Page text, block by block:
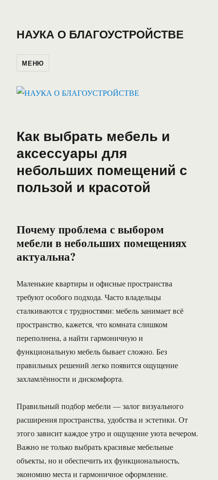
НАУКА О БЛАГОУСТРОЙСТВЕ
МЕНЮ
Как выбрать мебель и
аксессуары для
небольших помещений с
пользой и красотой
Почему проблема с выбором
мебели в небольших помещениях
актуальна?
Маленькие квартиры и офисные пространства
требуют особого подхода. Часто владельцы
сталкиваются с трудностями: мебель занимает всё
пространство, кажется, что комната слишком
переполнена, а найти гармоничную и
функциональную мебель бывает сложно. Без
правильных решений легко появится ощущение
захламлённости и дискомфорта.
Правильный подбор мебели — залог визуального
расширения пространства, удобства и эстетики. От
этого зависит каждое утро и ощущение уюта вечером.
Важно не только выбрать красивые мебельные
объекты, но и обеспечить их функциональность,
экономию места и гармоничное оформление.